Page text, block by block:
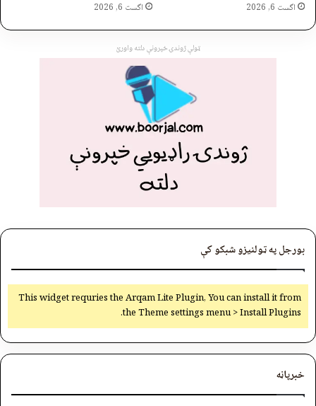
اگست 6, 2026 اگست 6, 2026
ټولې ژوندۍ خپرونې دلته واورئ
بورجل په ټولنیزو شبکو کې
This widget requries the Arqam Lite Plugin, You can install it from
the Theme settings menu > Install Plugins.
خبرپاڼه